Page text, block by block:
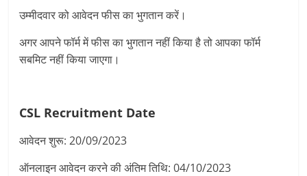
उम्मीदवार को आवेदन फीस का भुगतान करें।
अगर आपने फॉर्म में फीस का भुगतान नहीं किया है तो आपका फॉर्म
सबमिट नहीं किया जाएगा।
CSL Recruitment Date
आवेदन शुरू: 20/09/2023
ऑनलाइन आवेदन करने की अंतिम तिथि: 04/10/2023